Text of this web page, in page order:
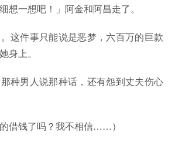
一想吧！」阿金和阿昌走了。
这件事只能说是恶梦，六百万的巨款
身上。
种男人说那种话，还有怨到丈夫伤心
借钱了吗？我不相信……）